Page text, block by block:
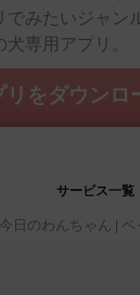
でみたいジャン
専用アプリ。
リをダウンロ
サービス一覧
今日のわんちゃん ペ